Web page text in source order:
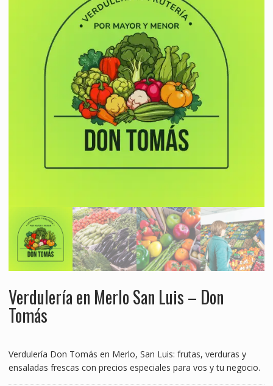
Verdulería en Merlo San Luis – Don
Tomás
Verdulería Don Tomás en Merlo, San Luis: frutas, verduras y
ensaladas frescas con precios especiales para vos y tu negocio.